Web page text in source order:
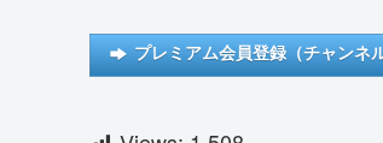
プレミアム会員登録（チャンネル